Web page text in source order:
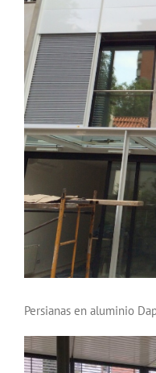
Persianas en aluminio